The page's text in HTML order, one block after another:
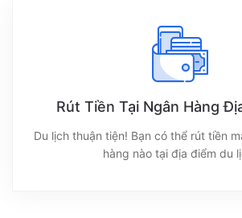
Rút Tiền Tại Ngân Hàng
Du lịch thuận tiện! Bạn có thể rút tiền
hàng nào tại địa điểm du